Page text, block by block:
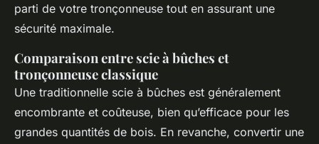
parti de votre tronçonneuse tout en assurant une
sécurité maximale.
Comparaison entre scie à bûches et
tronçonneuse classique
Une traditionnelle scie à bûches est généralement
encombrante et coûteuse, bien qu’efficace pour les
grandes quantités de bois. En revanche, convertir une